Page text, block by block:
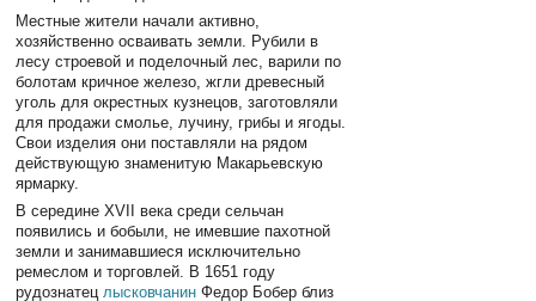
Местные жители начали активно,
хозяйственно осваивать земли. Рубили в
лесу строевой и поделочный лес, варили по
болотам кричное железо, жгли древесный
уголь для окрестных кузнецов, заготовляли
для продажи смолье, лучину, грибы и ягоды.
Свои изделия они поставляли на рядом
действующую знаменитую Макарьевскую
ярмарку.
В середине XVII века среди сельчан
появились и бобыли, не имевшие пахотной
земли и занимавшиеся исключительно
ремеслом и торговлей. В 1651 году
рудознатецлысковчанин Федор Бобер близ